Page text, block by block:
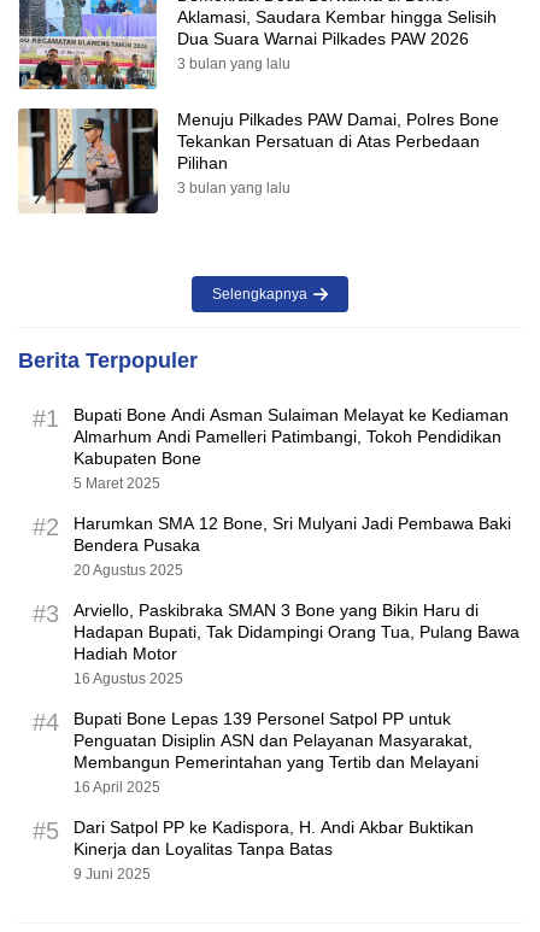
Aklamasi, Saudara Kembar hingga Selisih
Dua Suara Warnai Pilkades PAW 2026
3 bulan yang lalu
Menuju Pilkades PAW Damai, Polres Bone
Tekankan Persatuan di Atas Perbedaan
Pilihan
3 bulan yang lalu
Selengkapnya
Berita Terpopuler
#1
Bupati Bone Andi Asman Sulaiman Melayat ke Kediaman
Almarhum Andi Pamelleri Patimbangi, Tokoh Pendidikan
Kabupaten Bone
5 Maret 2025
#2
Harumkan SMA 12 Bone, Sri Mulyani Jadi Pembawa Baki
Bendera Pusaka
20 Agustus 2025
#3
Arviello, Paskibraka SMAN 3 Bone yang Bikin Haru di
Hadapan Bupati, Tak Didampingi Orang Tua, Pulang Bawa
Hadiah Motor
16 Agustus 2025
#4
Bupati Bone Lepas 139 Personel Satpol PP untuk
Penguatan Disiplin ASN dan Pelayanan Masyarakat,
Membangun Pemerintahan yang Tertib dan Melayani
16 April 2025
#5
Dari Satpol PP ke Kadispora, H. Andi Akbar Buktikan
Kinerja dan Loyalitas Tanpa Batas
9 Juni 2025